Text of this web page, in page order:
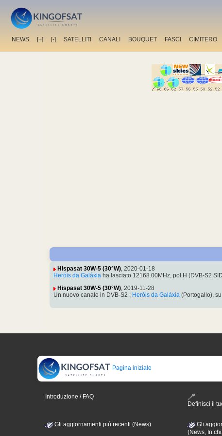
NEWS [+] [-] SATELLITI CANALI BOUQUET FASCI CIMITERO
Hispasat 30W-5 (30°W), 2020-01-18
Heróis da Galáxia ha lasciato 12168.00MHz, pol.H (DVB-S2
Hispasat 30W-5 (30°W), 2019-11-28
Un nuovo canale in DVB-S2 : Heróis da Galáxia (Portogallo),
Pagina iniziale
Introduzione / FAQ
Definisci il
Gli aggiornamenti più recenti (News)
Gli
(News, In